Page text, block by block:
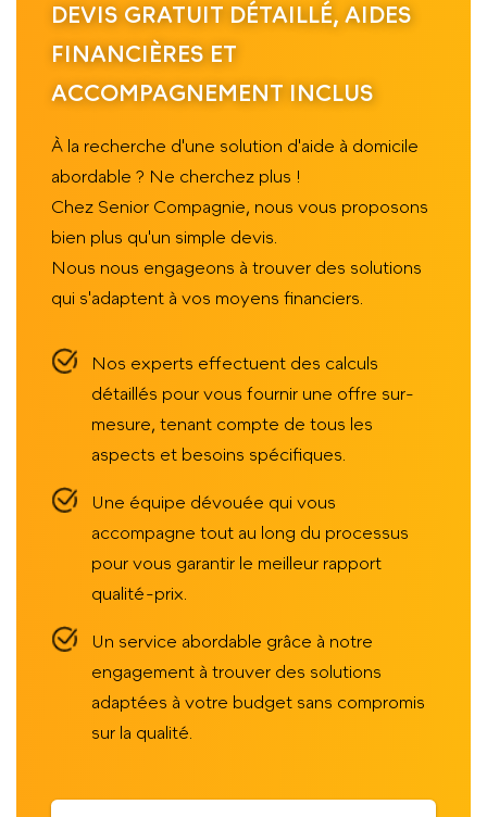
DEVIS GRATUIT DÉTAILLÉ, AIDES
FINANCIÈRES ET
ACCOMPAGNEMENT INCLUS
À la recherche d'une solution d'aide à domicile
abordable ? Ne cherchez plus !
Chez Senior Compagnie, nous vous proposons
bien plus qu'un simple devis.
Nous nous engageons à trouver des solutions
qui s'adaptent à vos moyens financiers.
Nos experts effectuent des calculs
détaillés pour vous fournir une offre sur-
mesure, tenant compte de tous les
aspects et besoins spécifiques.
Une équipe dévouée qui vous
accompagne tout au long du processus
pour vous garantir le meilleur rapport
qualité-prix.
Un service abordable grâce à notre
engagement à trouver des solutions
adaptées à votre budget sans compromis
sur la qualité.